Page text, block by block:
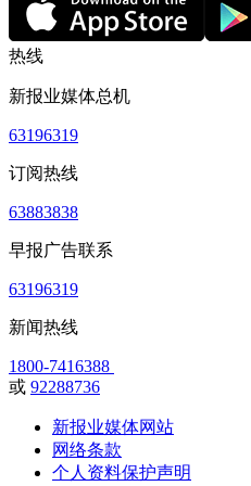
热线
新报业媒体总机
63196319
订阅热线
63883838
早报广告联系
63196319
新闻热线
1800-7416388
或 92288736
新报业媒体网站
网络条款
个人资料保护声明